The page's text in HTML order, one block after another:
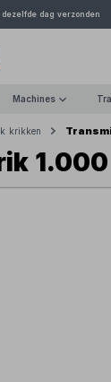
dag verzonden
Machines
krikken